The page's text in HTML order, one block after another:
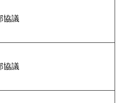
協議
協議